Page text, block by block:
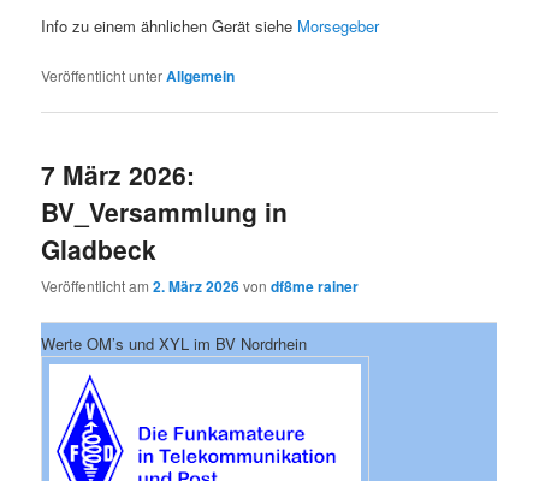
Info zu einem ähnlichen Gerät siehe Morsegeber
Veröffentlicht unterAllgemein
7 März 2026:
BV_Versammlung in
Gladbeck
Veröffentlicht am2. März 2026vondf8me rainer
Werte OM’s und XYL im BV Nordrhein